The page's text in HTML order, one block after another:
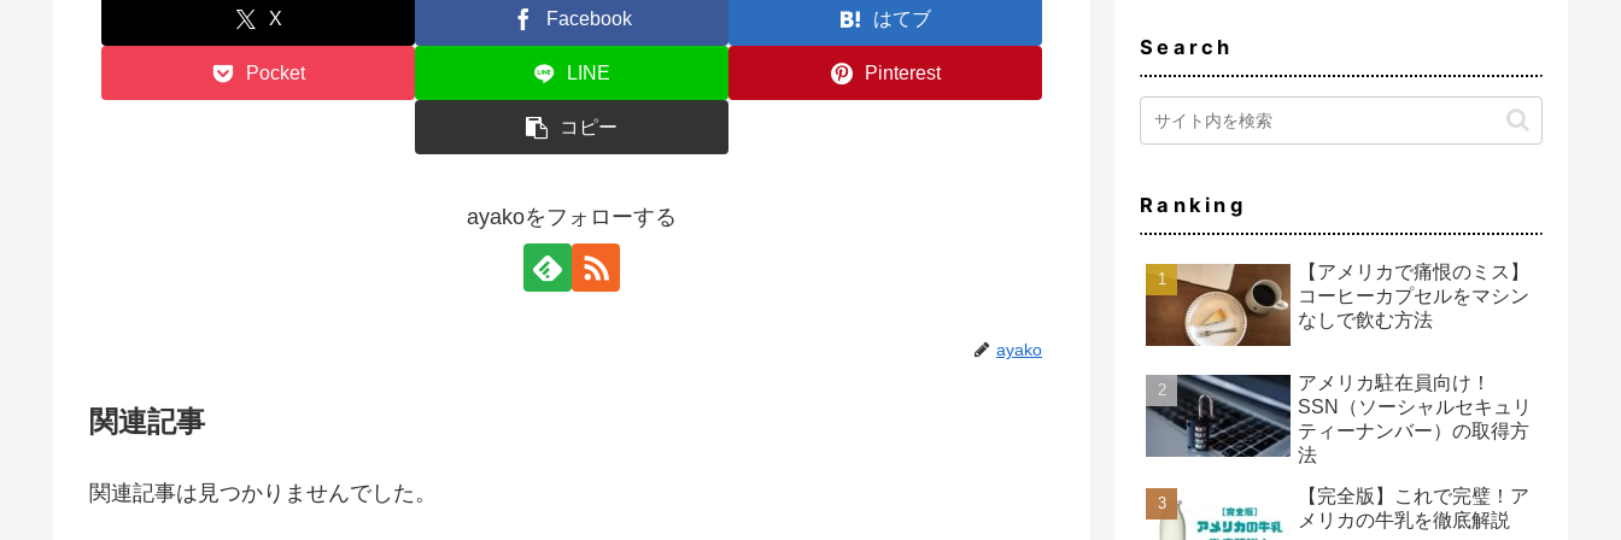
X Facebook はてブ
Pocket LINE Pinterest
コピー
ayakoをフォローする
ayako
関連記事
関連記事は見つかりませんでした。
Search
Ranking
【アメリカで痛恨のミス】
コーヒーカプセルをマシン
なしで飲む方法
アメリカ駐在員向け！
SSN（ソーシャルセキュリ
ティーナンバー）の取得方
法
【完全版】これで完璧！ア
メリカの牛乳を徹底解説